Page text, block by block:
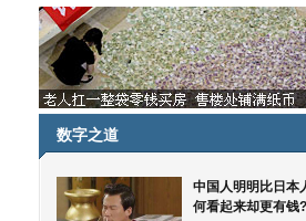
数字之道
中国人明明比日本
何看起来却更有钱?